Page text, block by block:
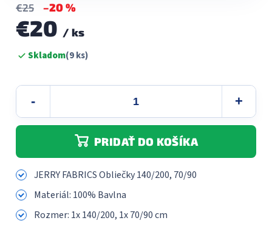
€25 –20 %
€20 / ks
Jednotková
cena:Skladom(9 ks)
PRIDAŤ DO KOŠÍKA
JERRY FABRICS Obliečky 140/200, 70/90
Materiál: 100% Bavlna
Rozmer: 1x 140/200, 1x 70/90 cm